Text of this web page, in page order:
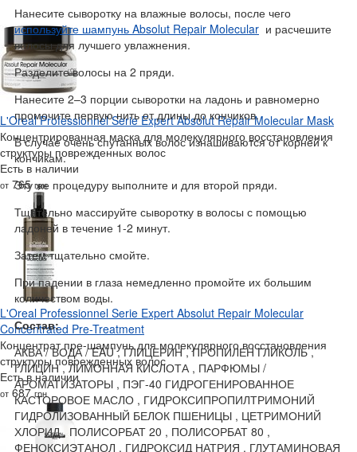
Нанесите сыворотку на влажные волосы, после чего
используйте шампунь Absolut Repair Molecular и расчешите
волосы для лучшего увлажнения.
Разделите волосы на 2 пряди.
Нанесите 2–3 порции сыворотки на ладонь и равномерно
промочите первую нить от длины до кончиков.
В случае очень спутанных волос изнашиваются от корней к
кончикам.
Эту же процедуру выполните и для второй пряди.
Тщательно массируйте сыворотку в волосы с помощью
ладоней в течение 1-2 минут.
Затем тщательно смойте.
При падении в глаза немедленно промойте их большим
количеством воды.
Состав:
АКВА / ВОДА / EAU , ГЛИЦЕРИН , ПРОПИЛЕН ГЛИКОЛЬ ,
ГЛИЦИН , ЛИМОННАЯ КИСЛОТА , ПАРФЮМЫ /
АРОМАТИЗАТОРЫ , ПЭГ-40 ГИДРОГЕНИРОВАННОЕ
КАСТОРОВОЕ МАСЛО , ГИДРОКСИПРОПИЛТРИМОНИЙ
ГИДРОЛИЗОВАННЫЙ БЕЛОК ПШЕНИЦЫ , ЦЕТРИМОНИЙ
ХЛОРИД , ПОЛИСОРБАТ 20 , ПОЛИСОРБАТ 80 ,
ФЕНОКСИЭТАНОЛ , ГИДРОКСИД НАТРИЯ , ГЛУТАМИНОВАЯ
L'Oreal Professionnel Serie Expert Absolut Repair Molecular Mask
Концентрированная маска для молекулярного восстановления
структуры поврежденных волос
Есть в наличии
от 765грн
L'Oreal Professionnel Serie Expert Absolut Repair Molecular
Concentrated Pre-Treatment
Концентрат пре-шампунь для молекулярного восстановления
структуры поврежденных волос
Есть в наличии
от 687грн